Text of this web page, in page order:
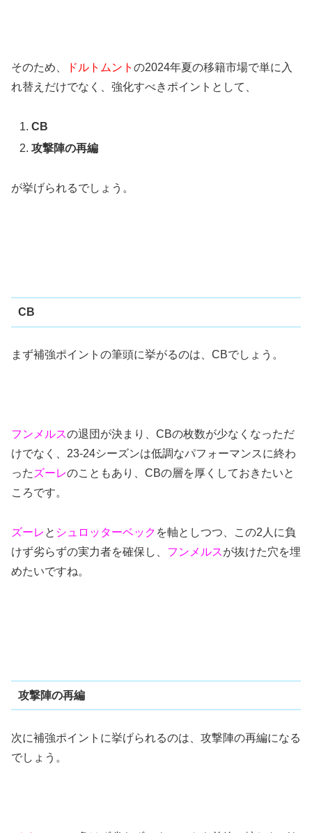
そのため、 ドルトムント の2024年夏の移籍市場で単に入
れ替えだけでなく、強化すべきポイントとして、
CB
攻撃陣の再編
が挙げられるでしょう。
CB
まず補強ポイントの筆頭に挙がるのは、CBでしょう。
フンメルスの退団が決まり、CBの枚数が少なくなっただ
けでなく、23-24シーズンは低調なパフォーマンスに終わ
った ズーレのこともあり、CBの層を厚くしておきたいと
ころです。
ズーレ と シュロッターベック を軸としつつ、この2人に負
けず劣らずの実力者を確保し、 フンメルスが抜けた穴を埋
めたいですね。
攻撃陣の再編
次に補強ポイントに挙げられるのは、攻撃陣の再編になる
でしょう。